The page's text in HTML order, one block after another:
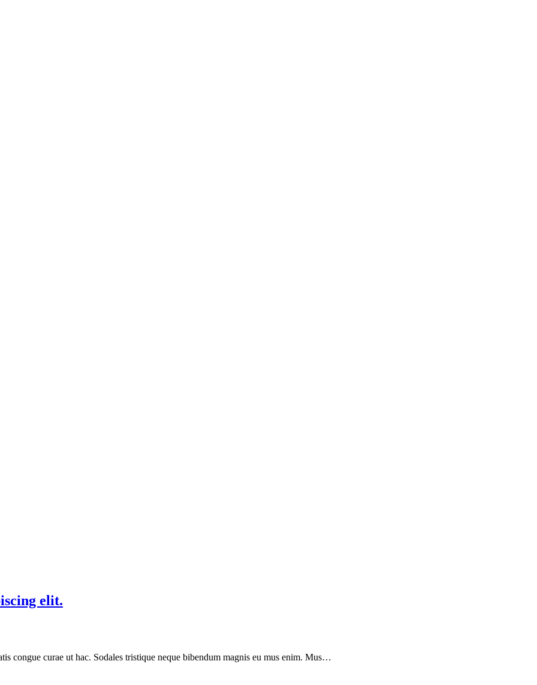
elit.
congue curae ut hac. Sodales tristique neque bibendum magnis eu mus enim. Mus…